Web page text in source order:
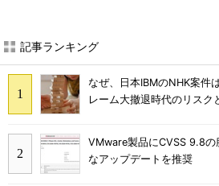
記事ランキング
なぜ、日本IBMのNHK案
レーム大撤退時代のリスク
VMware製品にCVSS 9.8
なアップデートを推奨